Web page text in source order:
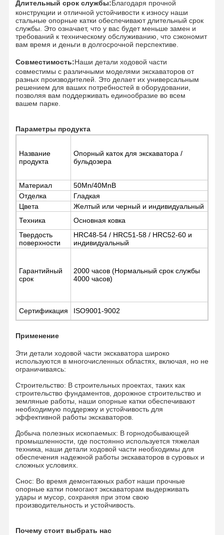
О Компании
Наша
Фабрика
Контроль
Качества
Новости
Все Случаи
рельсовые ролики
Подшипник ролика
Передняя зевака
цепная звездочка
Цепочка рельсов
Трековые болты
Зубы в ведрах
Дозер с режущим краем
Рука экскаватора
Нажмите на застежку
Подшипник Slewing
Длительный срок службы:Благодаря прочной
конструкции и отличной устойчивости к износу наши
стальные опорные катки обеспечивают длительный срок
службы. Это означает, что у вас будет меньше замен и
требований к техническому обслуживанию, что сэкономит
вам время и деньги в долгосрочной перспективе.
Совместимость:Наши детали ходовой части
совместимы с различными моделями экскаваторов от
разных производителей. Это делает их универсальным
решением для ваших потребностей в оборудовании,
позволяя вам поддерживать единообразие во всем
вашем парке.
Параметры продукта
Название
продукта
Опорный каток для экскаватора /
бульдозера
Материал
50Mn/40MnB
Отделка
Гладкая
Цвета
Желтый или черный и индивидуальный
Техника
Основная ковка
Твердость
поверхности
HRC48-54 / HRC51-58 / HRC52-60 и
индивидуальный
Гарантийный
срок
2000 часов (Нормальный срок службы
4000 часов)
Сертификация ISO9001-9002
Применение
Эти детали ходовой части экскаватора широко
используются в многочисленных областях, включая, но не
ограничиваясь:
Строительство: В строительных проектах, таких как
строительство фундаментов, дорожное строительство и
земляные работы, наши опорные катки обеспечивают
необходимую поддержку и устойчивость для
эффективной работы экскаваторов.
Добыча полезных ископаемых: В горнодобывающей
промышленности, где постоянно используется тяжелая
техника, наши детали ходовой части необходимы для
обеспечения надежной работы экскаваторов в суровых и
сложных условиях.
Снос: Во время демонтажных работ наши прочные
опорные катки помогают экскаваторам выдерживать
удары и мусор, сохраняя при этом свою
производительность и устойчивость.
Почему стоит выбрать нас